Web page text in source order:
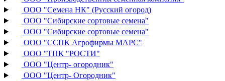
ООО "Семена НК" (Русский огород)
ООО "Сибирские сортовые семена"
ООО "Сибирские сортовые семена"
ООО "ССПК Агрофирмы МАРС"
ООО "ТПК "РОСТИ"
ООО "Центр- огородник"
ООО "Центр- Огородник"